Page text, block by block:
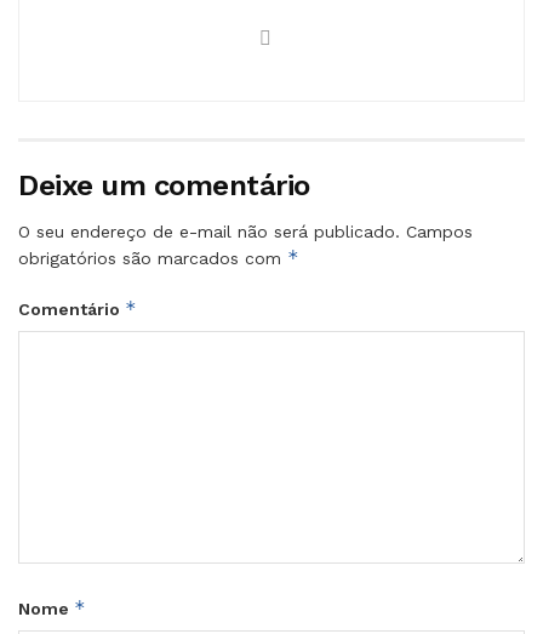
Deixe um comentário
O seu endereço de e-mail não será publicado. Campos
obrigatórios são marcados com *
Comentário *
Nome *